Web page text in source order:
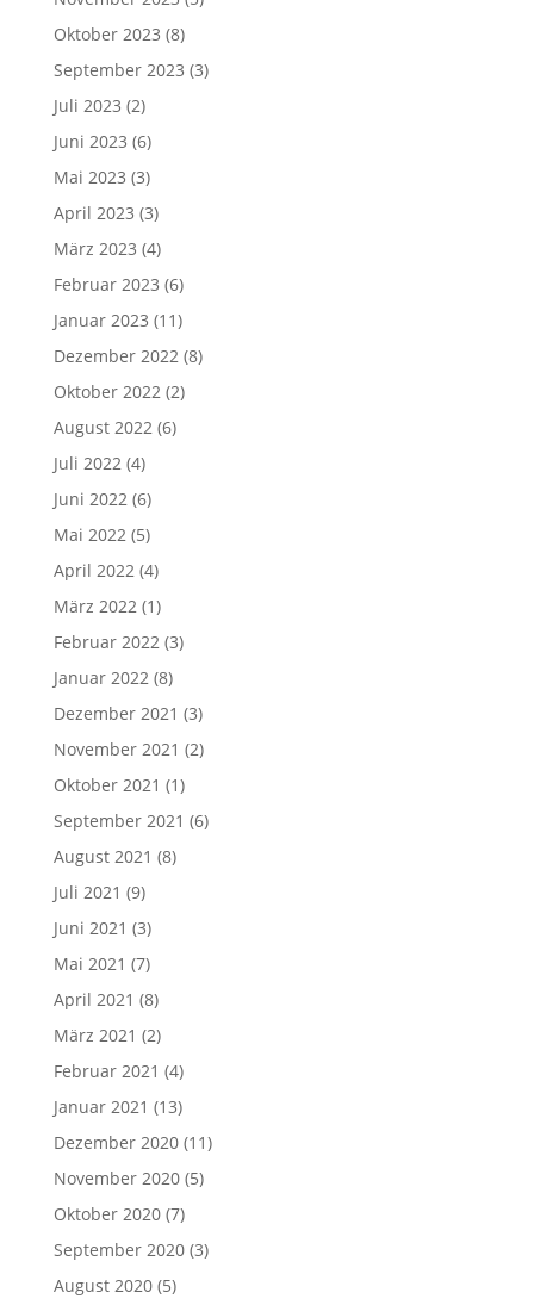
Oktober 2023 (8)
September 2023 (3)
Juli 2023 (2)
Juni 2023 (6)
Mai 2023 (3)
April 2023 (3)
März 2023 (4)
Februar 2023 (6)
Januar 2023 (11)
Dezember 2022(8)
Oktober 2022(2)
August 2022(6)
Juli 2022(4)
Juni 2022(6)
Mai 2022(5)
April 2022(4)
März 2022(1)
Februar 2022(3)
Januar 2022(8)
Dezember 2021 (3)
November 2021 (2)
Oktober 2021 (1)
September 2021 (6)
August 2021 (8)
Juli 2021 (9)
Juni 2021 (3)
Mai 2021 (7)
April 2021 (8)
März 2021 (2)
Februar 2021 (4)
Januar 2021 (13)
Dezember 2020(11)
November 2020(5)
Oktober 2020(7)
September 2020(3)
August 2020(5)